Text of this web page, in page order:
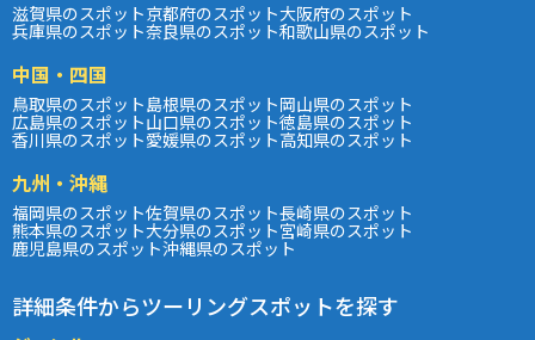
滋賀県のスポット京都府のスポット大阪府のスポット
兵庫県のスポット奈良県のスポット和歌山県のスポット
中国・四国
鳥取県のスポット島根県のスポット岡山県のスポット
広島県のスポット山口県のスポット徳島県のスポット
香川県のスポット愛媛県のスポット高知県のスポット
九州・沖縄
福岡県のスポット佐賀県のスポット長崎県のスポット
熊本県のスポット大分県のスポット宮崎県のスポット
鹿児島県のスポット沖縄県のスポット
詳細条件からツーリングスポットを探す